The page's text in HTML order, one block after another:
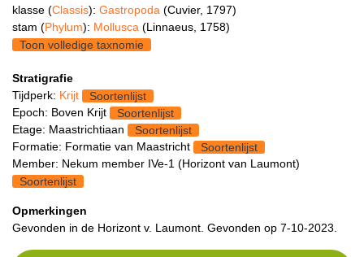
klasse (Classis): Gastropoda (Cuvier, 1797)
stam (Phylum): Mollusca (Linnaeus, 1758)
Toon volledige taxnomie
Stratigrafie
Tijdperk: Krijt
Soortenlijst
Epoch: Boven Krijt
Soortenlijst
Etage: Maastrichtiaan
Soortenlijst
Formatie: Formatie van Maastricht
Soortenlijst
Member: Nekum member IVe-1 (Horizont van Laumont)
Soortenlijst
Opmerkingen
Gevonden in de Horizont v. Laumont. Gevonden op 7-10-2023.